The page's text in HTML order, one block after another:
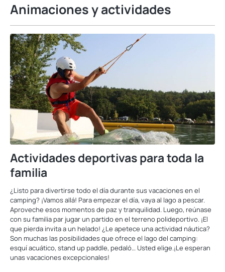
Animaciones y actividades
Actividades deportivas para toda la
familia
¿Listo para divertirse todo el día durante sus vacaciones en el
camping? ¡Vamos allá! Para empezar el día, vaya al lago a pescar.
Aproveche esos momentos de paz y tranquilidad. Luego, reúnase
con su familia par jugar un partido en el terreno polideportivo. ¡El
que pierda invita a un helado! ¿Le apetece una actividad náutica?
Son muchas las posibilidades que ofrece el lago del camping:
esquí acuático, stand up paddle, pedaló… Usted elige.¡Le esperan
unas vacaciones excepcionales!